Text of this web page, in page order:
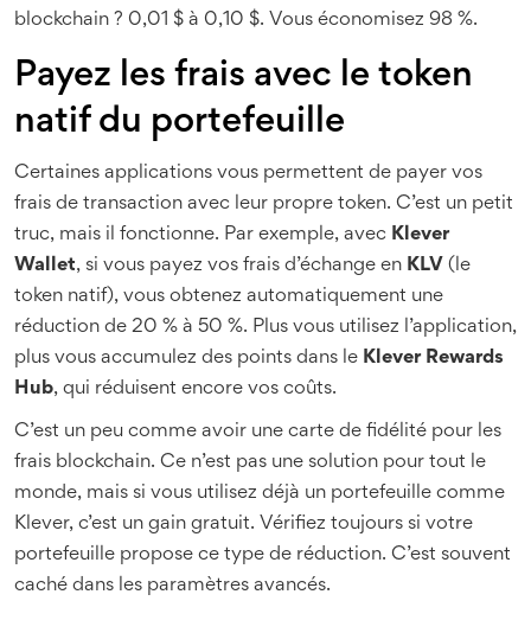
blockchain ? 0,01 $ à 0,10 $. Vous économisez 98 %.
Payez les frais avec le token
natif du portefeuille
Certaines applications vous permettent de payer vos
frais de transaction avec leur propre token. C’est un petit
truc, mais il fonctionne. Par exemple, avec Klever
Wallet, si vous payez vos frais d’échange en KLV (le
token natif), vous obtenez automatiquement une
réduction de 20 % à 50 %. Plus vous utilisez l’application,
plus vous accumulez des points dans le Klever Rewards
Hub, qui réduisent encore vos coûts.
C’est un peu comme avoir une carte de fidélité pour les
frais blockchain. Ce n’est pas une solution pour tout le
monde, mais si vous utilisez déjà un portefeuille comme
Klever, c’est un gain gratuit. Vérifiez toujours si votre
portefeuille propose ce type de réduction. C’est souvent
caché dans les paramètres avancés.